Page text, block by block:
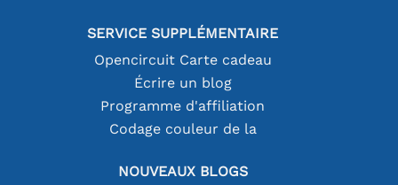
SERVICE SUPPLÉMENTAIRE
Opencircuit Carte cadeau
Écrire un blog
Programme d'affiliation
Codage couleur de la
NOUVEAUX BLOGS